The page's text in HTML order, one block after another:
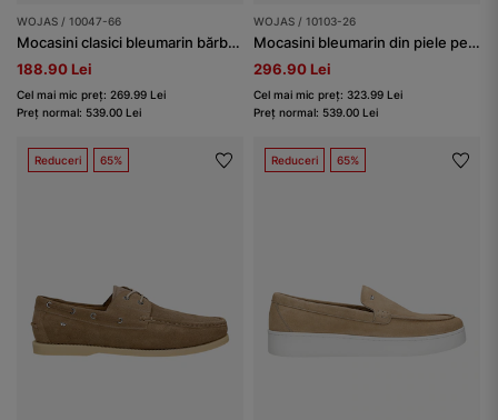
WOJAS / 10047-66
Mocasini clasici bleumarin bărbați
188.90 Lei
Cel mai mic preț: 269.99 Lei
Preț normal: 539.00 Lei
WOJAS / 10103-26
Mocasini bleumarin din piele perforată bărbați
296.90 Lei
Cel mai mic preț: 323.99 Lei
Preț normal: 539.00 Lei
Reduceri 65% Reduceri 65%